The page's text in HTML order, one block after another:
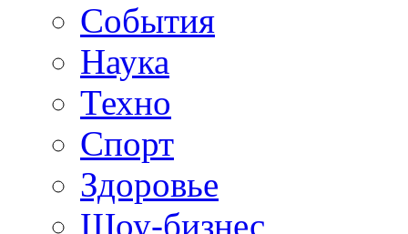
События
Наука
Техно
Спорт
Здоровье
Шоу-бизнес